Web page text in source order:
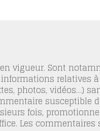
vigueur. Sont
relatives
photos, vidéos…)
susceptible
fois,
Les commentaires